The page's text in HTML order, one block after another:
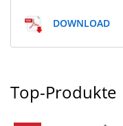
DOWNLOAD
Top-Produkte